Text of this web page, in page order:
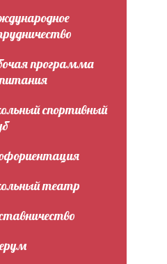
программа
спортивный
театр